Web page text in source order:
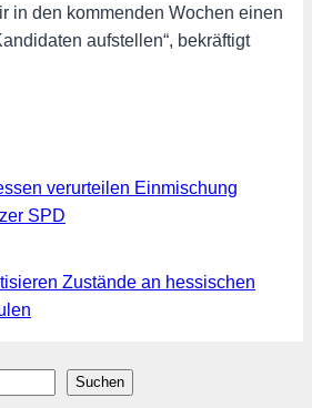
in den kommenden Wochen einen
aufstellen“, bekräftigt
verurteilen Einmischung
SPD
Zustände an hessischen
Suchen